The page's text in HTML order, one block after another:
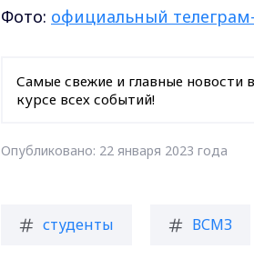
Фото: официальный
Самые свежие и главные новости
курсе всех событий!
Опубликовано: 22 января 2023 года
студенты ВСМЗ